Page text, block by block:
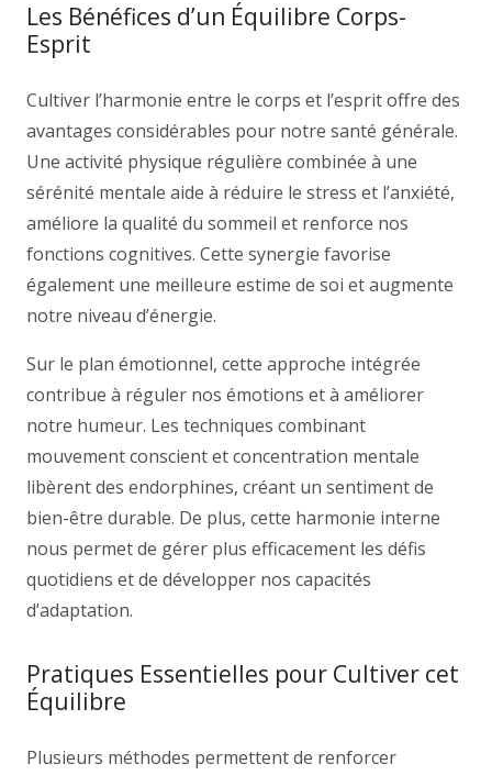
Les Bénéfices d’un Équilibre Corps-
Esprit
Cultiver l’harmonie entre le corps et l’esprit offre des
avantages considérables pour notre santé générale.
Une activité physique régulière combinée à une
sérénité mentale aide à réduire le stress et l’anxiété,
améliore la qualité du sommeil et renforce nos
fonctions cognitives. Cette synergie favorise
également une meilleure estime de soi et augmente
notre niveau d’énergie.
Sur le plan émotionnel, cette approche intégrée
contribue à réguler nos émotions et à améliorer
notre humeur. Les techniques combinant
mouvement conscient et concentration mentale
libèrent des endorphines, créant un sentiment de
bien-être durable. De plus, cette harmonie interne
nous permet de gérer plus efficacement les défis
quotidiens et de développer nos capacités
d’adaptation.
Pratiques Essentielles pour Cultiver cet
Équilibre
Plusieurs méthodes permettent de renforcer